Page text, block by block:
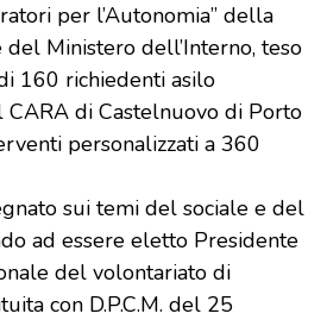
per l’Autonomia” della
del Ministero dell’Interno, teso
160 richiedenti asilo
di Castelnuovo di Porto
personalizzati a 360
sui temi del sociale e del
ad essere eletto Presidente
del volontariato di
con D.P.C.M. del 25